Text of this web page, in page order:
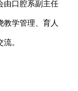
由口腔系副主任
教学管理、育人
。